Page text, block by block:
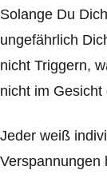
Solange Du
ungefährlich
nicht Triggern,
nicht im
Jeder weiß
Verspannungen